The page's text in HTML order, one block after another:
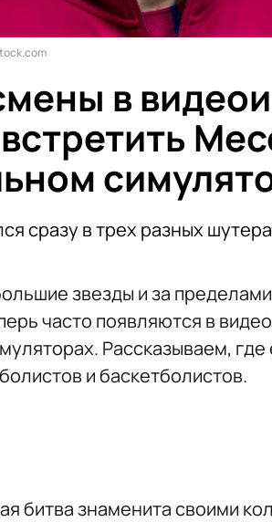
в
сразу в трех разных
звезды и за
часто появляются в
Рассказываем,
и баскетболистов.
битва знаменита своими